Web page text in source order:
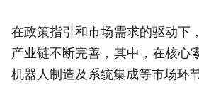
在政策指引和市场需求的驱动下
产业链不断完善，其中，在核心
机器人制造及系统集成等市场环